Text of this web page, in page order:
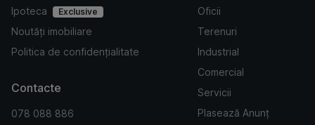
Ipoteca
Exclusive
Noutăți imobiliare
Politica de confidențialitate
Oficii
Terenuri
Industrial
Comercial
Servicii
Plasează Anunț
Contacte
078 088 886